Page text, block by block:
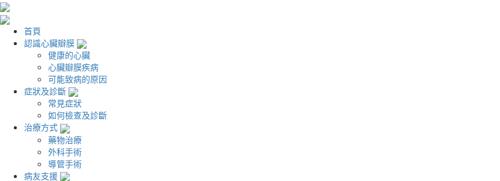
首頁
認識心臟瓣膜
健康的心臟
心臟瓣膜疾病
可能致病的原因
症狀及診斷
常見症狀
如何檢查及診斷
治療方式
藥物治療
外科手術
導管手術
病友支援